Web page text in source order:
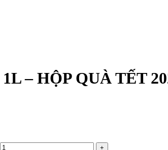
– HỘP QUÀ TẾT